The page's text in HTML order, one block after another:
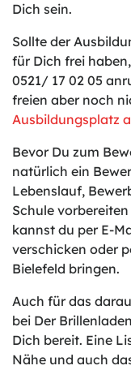
Dich sein.
Sollte der
für Dich frei
0521/ 17 02 05
freien aber noch
Ausbildungsplatz
Bevor Du zum
natürlich ein
Lebenslauf,
Schule
kannst du per E-
verschicken oder
Bielefeld bringen.
Auch für das
bei Der
Dich bereit. Eine
Nähe und auch